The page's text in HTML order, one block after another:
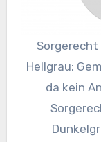
Sorgerecht
Hellgrau:
da kein